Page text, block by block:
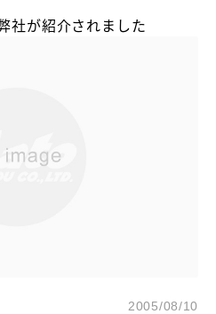
社が紹介されました
2005/08/10